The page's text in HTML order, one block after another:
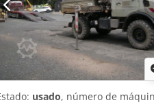
usado, número de